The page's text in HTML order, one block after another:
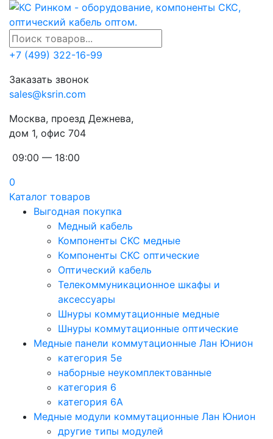
+7 (499) 322-16-99
Заказать звонок
sales@ksrin.com
Москва, проезд Дежнева,
дом 1, офис 704
09:00 — 18:00
0
Каталог товаров
Выгодная покупка
Медный кабель
Компоненты СКС медные
Компоненты СКС оптические
Оптический кабель
Телекоммуникационное шкафы и
аксессуары
Шнуры коммутационные медные
Шнуры коммутационные оптические
Медные панели коммутационные Лан Юнион
категория 5e
наборные неукомплектованные
категория 6
категория 6A
Медные модули коммутационные Лан Юнион
другие типы модулей